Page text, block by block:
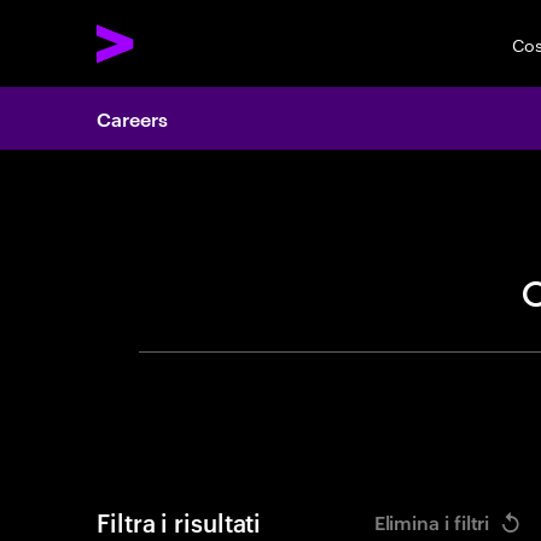
Careers
Filtra i risultati Elimina i filtri